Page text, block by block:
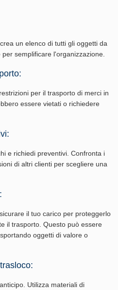
un elenco di tutti gli oggetti da
semplificare l'organizzazione.
per il trasporto di merci in
essere vietati o richiedere
e richiedi preventivi. Confronta i
di altri clienti per scegliere una
il tuo carico per proteggerlo
il trasporto. Questo può essere
oggetti di valore o
Utilizza materiali di